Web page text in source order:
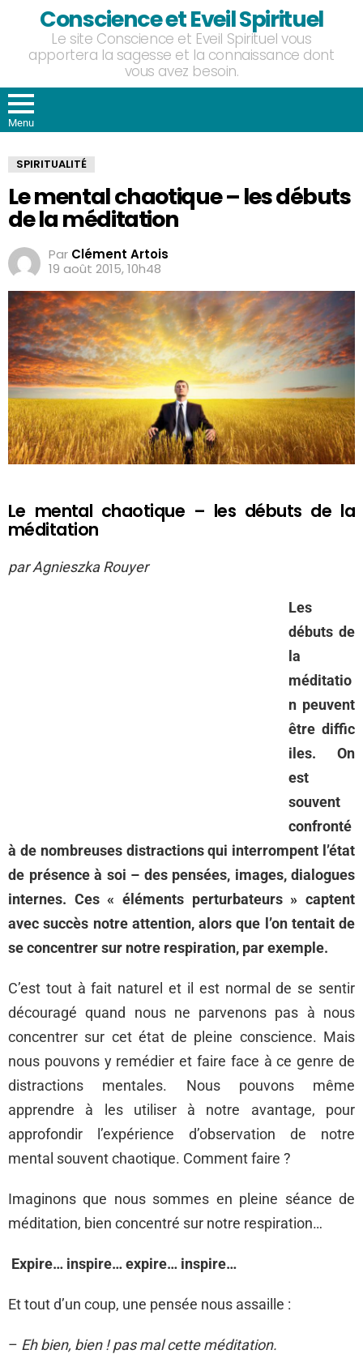
Conscience et Eveil Spirituel
Le site Conscience et Eveil Spirituel vous
apportera la sagesse et la connaissance dont
vous avez besoin.
Menu
SPIRITUALITÉ
Le mental chaotique – les débuts
de la méditation
Par Clément Artois
19 août 2015, 10h48
Le mental chaotique – les débuts de la
méditation
par Agnieszka Rouyer
Les
débuts de
la
méditatio
n peuvent
être diffic
iles. On
est
souvent
confronté
à de nombreuses distractions qui interrompent l’état
de présence à soi – des pensées, images, dialogues
internes. Ces « éléments perturbateurs » captent
avec succès notre attention, alors que l’on tentait de
se concentrer sur notre respiration, par exemple.
C’est tout à fait naturel et il est normal de se sentir
découragé quand nous ne parvenons pas à nous
concentrer sur cet état de pleine conscience. Mais
nous pouvons y remédier et faire face à ce genre de
distractions mentales. Nous pouvons même
apprendre à les utiliser à notre avantage, pour
approfondir l’expérience d’observation de notre
mental souvent chaotique. Comment faire ?
Imaginons que nous sommes en pleine séance de
méditation, bien concentré sur notre respiration…
Expire… inspire… expire… inspire…
Et tout d’un coup, une pensée nous assaille :
– Eh bien, bien ! pas mal cette méditation.